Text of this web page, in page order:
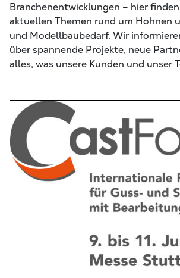
Branchenentwicklungen – hier
aktuellen Themen rund um Hohnen
und Modellbaubedarf. Wir
über spannende Projekte, neue
alles, was unsere Kunden und unser